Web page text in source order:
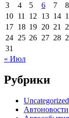
3
4 5 6 7 8
10 11 12 13 14
17 18 19 20 21
24 25 26 27 28
31
« Июл
Рубрики
Uncategorized
Автоновости